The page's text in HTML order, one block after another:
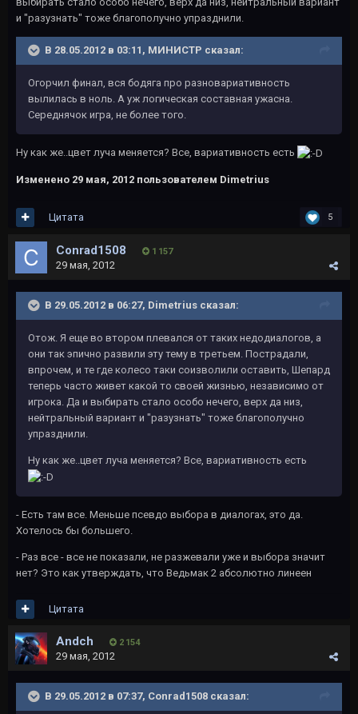
и "разузнать" тоже благополучно упразднили.
В 28.05.2012 в 03:11, МИНИСТР сказал:
Огорчил финал, вся бодяга про разновариативность
вылилась в ноль. А уж логическая составная ужасна.
Середнячок игра, не более того.
Ну как же..цвет луча меняется? Все, вариативность есть
Изменено 29 мая, 2012 пользователем Dimetrius
5
Цитата
Conrad1508 1 157
29 мая, 2012
В 29.05.2012 в 06:27, Dimetrius сказал:
Отож. Я еще во втором плевался от таких недодиалогов, а
они так эпично развили эту тему в третьем. Пострадали,
впрочем, и те где колесо таки соизволили оставить, Шепард
теперь часто живет какой то своей жизнью, независимо от
игрока. Да и выбирать стало особо нечего, верх да низ,
нейтральный вариант и "разузнать" тоже благополучно
упразднили.
Ну как же..цвет луча меняется? Все, вариативность есть
- Есть там все. Меньше псевдо выбора в диалогах, это да.
Хотелось бы большего.
- Раз все - все не показали, не разжевали уже и выбора значит
нет? Это как утверждать, что Ведьмак 2 абсолютно линеен
Цитата
Andch 2 154
29 мая, 2012
В 29.05.2012 в 07:37, Conrad1508 сказал: